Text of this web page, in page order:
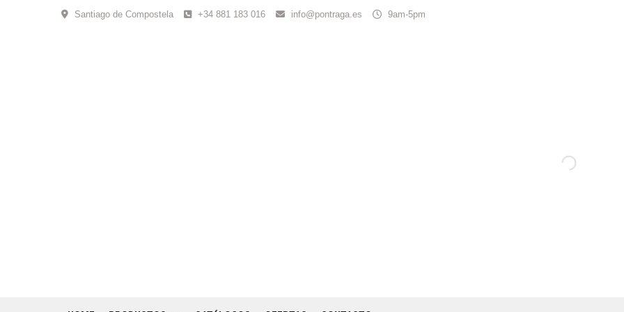
Santiago de Compostela +34 881 183 016 info@pontraga.es 9am-5pm